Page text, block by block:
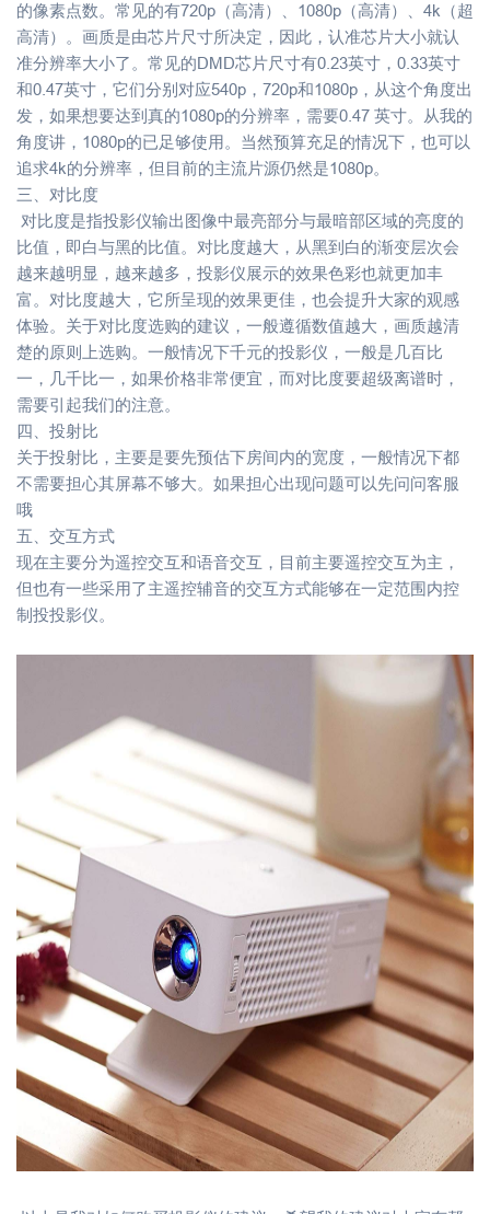
的像素点数。常见的有720p （高清）、 1080p （高清）、 4k （超
高清）。画质是由芯片尺寸所决定，因此，认准芯片大小就认
准分辨率大小了。常见的DMD芯片尺寸有0.23英寸， 0.33英寸
和0.47英寸，它们分别对应540p ， 720p和1080p ，从这个角度出
发，如果想要达到真的1080p的分辨率，需要0.47 英寸。从我的
角度讲， 1080p的已足够使用。当然预算充足的情况下，也可以
追求4k的分辨率，但目前的主流片源仍然是1080p。
三、对比度
对比度是指投影仪输出图像中最亮部分与最暗部区域的亮度的
比值，即白与黑的比值。对比度越大，从黑到白的渐变层次会
越来越明显，越来越多，投影仪展示的效果色彩也就更加丰
富。对比度越大，它所呈现的效果更佳，也会提升大家的观感
体验。关于对比度选购的建议，一般遵循数值越大，画质越清
楚的原则上选购。一般情况下千元的投影仪，一般是几百比
一，几千比一，如果价格非常便宜，而对比度要超级离谱时，
需要引起我们的注意。
四、投射比
关于投射比，主要是要先预估下房间内的宽度，一般情况下都
不需要担心其屏幕不够大。如果担心出现问题可以先问问客服
哦
五、交互方式
现在主要分为遥控交互和语音交互，目前主要遥控交互为主，
但也有一些采用了主遥控辅音的交互方式能够在一定范围内控
制投投影仪。